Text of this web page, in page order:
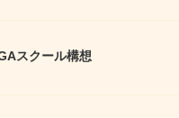
スクール構想